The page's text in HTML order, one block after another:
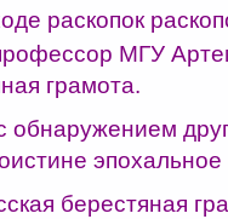
раскопок
МГУ
грамота.
обнаружением
эпохальное
берестяная